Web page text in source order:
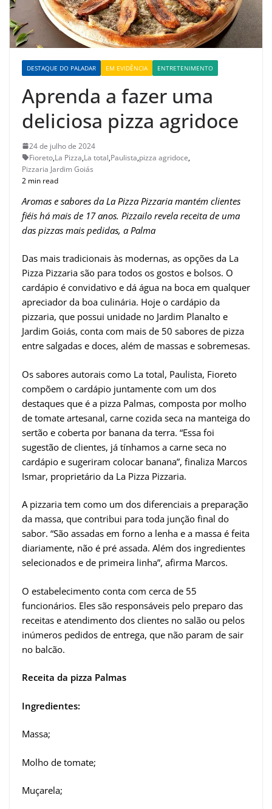
DESTAQUE DO PALADAR EM EVIDÊNCIA ENTRETENIMENTO
Aprenda a fazer uma
deliciosa pizza agridoce
24 de julho de 2024
Fioreto,La Pizza,La total,Paulista,pizza agridoce,
Pizzaria Jardim Goiás
2 min read
Aromas e sabores da La Pizza Pizzaria mantém clientes
fiéis há mais de 17 anos. Pizzailo revela receita de uma
das pizzas mais pedidas, a Palma
Das mais tradicionais às modernas, as opções da La
Pizza Pizzaria são para todos os gostos e bolsos. O
cardápio é convidativo e dá água na boca em qualquer
apreciador da boa culinária. Hoje o cardápio da
pizzaria, que possui unidade no Jardim Planalto e
Jardim Goiás, conta com mais de 50 sabores de pizza
entre salgadas e doces, além de massas e sobremesas.
Os sabores autorais como La total, Paulista, Fioreto
compõem o cardápio juntamente com um dos
destaques que é a pizza Palmas, composta por molho
de tomate artesanal, carne cozida seca na manteiga do
sertão e coberta por banana da terra. “Essa foi
sugestão de clientes, já tínhamos a carne seca no
cardápio e sugeriram colocar banana”, finaliza Marcos
Ismar, proprietário da La Pizza Pizzaria.
A pizzaria tem como um dos diferenciais a preparação
da massa, que contribui para toda junção final do
sabor. “São assadas em forno a lenha e a massa é feita
diariamente, não é pré assada. Além dos ingredientes
selecionados e de primeira linha”, afirma Marcos.
O estabelecimento conta com cerca de 55
funcionários. Eles são responsáveis pelo preparo das
receitas e atendimento dos clientes no salão ou pelos
inúmeros pedidos de entrega, que não param de sair
no balcão.
Receita da pizza Palmas
Ingredientes:
Massa;
Molho de tomate;
Muçarela;